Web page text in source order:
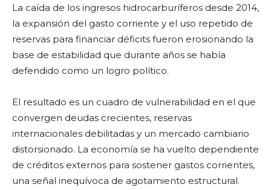
La caída de los ingresos hidrocarburíferos desde 2014,
la expansión del gasto corriente y el uso repetido de
reservas para financiar déficits fueron erosionando la
base de estabilidad que durante años se había
defendido como un logro político.
El resultado es un cuadro de vulnerabilidad en el que
convergen deudas crecientes, reservas
internacionales debilitadas y un mercado cambiario
distorsionado. La economía se ha vuelto dependiente
de créditos externos para sostener gastos corrientes,
una señal inequívoca de agotamiento estructural.